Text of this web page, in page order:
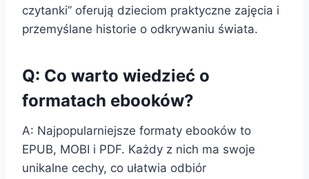
czytanki” oferują dzieciom praktyczne zajęcia i
przemyślane historie o odkrywaniu świata.
Q: Co warto wiedzieć o
formatach ebooków?
A: Najpopularniejsze formaty ebooków to
EPUB, MOBI i PDF. Każdy z nich ma swoje
unikalne cechy, co ułatwia odbiór